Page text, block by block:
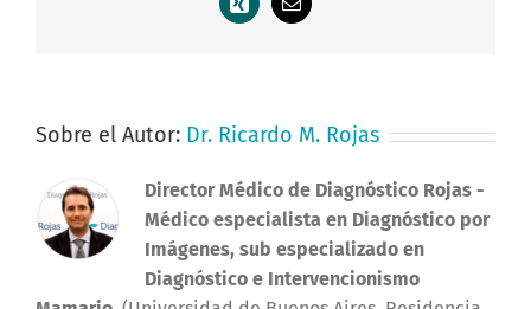
Xing
Correo
electrónico
Sobre el Autor: Dr. Ricardo M. Rojas
Director Médico de Diagnóstico Rojas -
Médico especialista en Diagnóstico por
Imágenes, sub especializado en
Diagnóstico e Intervencionismo